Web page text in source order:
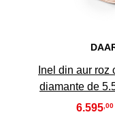
Inel din aur roz
diamante de
6.595,00